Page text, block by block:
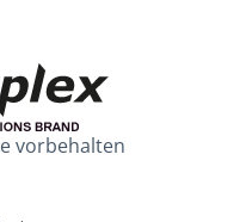
vorbehalten